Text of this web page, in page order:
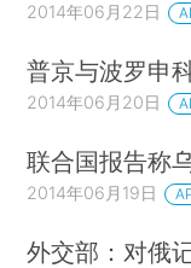
2014年06月22日
普京与波罗申
2014年06月20日
联合国报告称
2014年06月19日
外交部：对俄